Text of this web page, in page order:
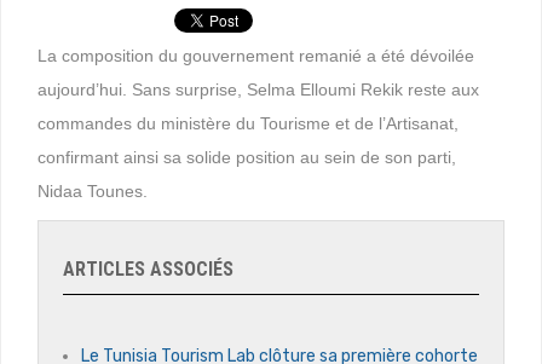
La composition du gouvernement remanié a été dévoilée
aujourd’hui. Sans surprise, Selma Elloumi Rekik reste aux
commandes du ministère du Tourisme et de l’Artisanat,
confirmant ainsi sa solide position au sein de son parti,
Nidaa Tounes.
ARTICLES ASSOCIÉS
Le Tunisia Tourism Lab clôture sa première cohorte